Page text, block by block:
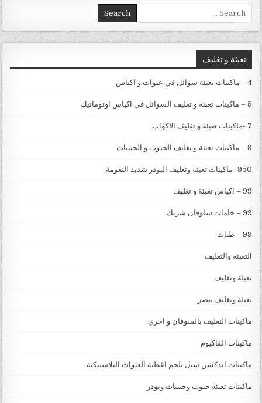
Search for:
تعبئة و تغليف
4 – ماكينات تعبئة سوائل في عبوات و اكياس
5 – ماكينات تعبئة و تغليف السوائل في اكياس اوتوماتيك
7 -ماكينات تعبئة و تغليف الاكواب
9 – ماكينات تعبئة و تغليف الحبوب و الحبيبات
950 -ماكينات تعبئة وتغليف البودر شديد النعومة
99 – اكياس تعبئة و تغليف
99 – خامات سلوفان شرنك
99 – طبات
التعبئة والتغليف
تعبئة وتغليف
تعبئة وتغليف مصر
ماكينات التغليف بالسوفان و اخري
ماكينات الفاكيوم
ماكينات اندكشن سيل تلحم اغطية العبوات البلاستيكية
ماكينات تعبئة حبوب وحبيبات وبودر